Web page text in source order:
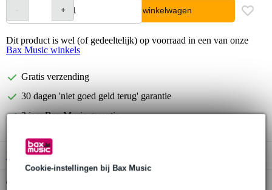
Cookie-instellingen bij Bax Music
In winkelwagen
Dit product is wel (of gedeeltelijk) op voorraad in een van onze
Bax Music winkels
Gratis verzending
30 dagen 'niet goed geld terug' garantie
3 jaar Bax Music garantie
B-Stockvanaf € 116,00